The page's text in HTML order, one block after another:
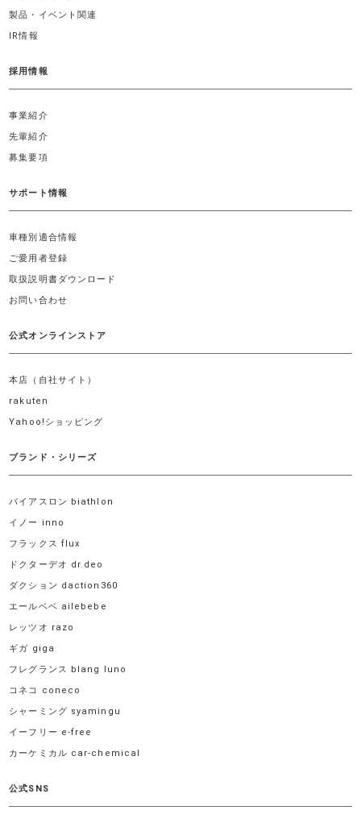
製品・イベント関連
IR情報
採用情報
事業紹介
先輩紹介
募集要項
サポート情報
車種別適合情報
ご愛用者登録
取扱説明書ダウンロード
お問い合わせ
公式オンラインストア
本店（自社サイト）
rakuten
Yahoo!ショッピング
ブランド・シリーズ
バイアスロン biathlon
イノー inno
フラックス flux
ドクターデオ dr.deo
ダクション daction360
エールベベ ailebebe
レッツオ razo
ギガ giga
フレグランス blang luno
コネコ coneco
シャーミング syamingu
イーフリー e-free
カーケミカル car-chemical
公式SNS